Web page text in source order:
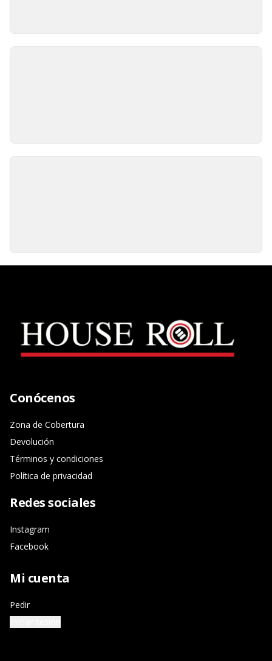
Conócenos
Zona de Cobertura
Devolución
Términos y condiciones
Política de privacidad
Redes sociales
Instagram
Facebook
Mi cuenta
Pedir